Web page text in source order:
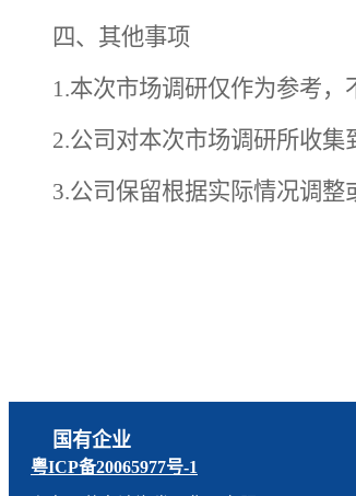
四、其他事项
1.本次市场调研仅作为参考，
2.公司对本次市场调研所收集
3.公司保留根据实际情况调整
国有企业
粤ICP备20065977号-1